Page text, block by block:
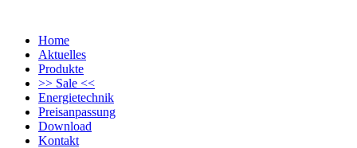
Home
Aktuelles
Produkte
>> Sale <<
Energietechnik
Preisanpassung
Download
Kontakt